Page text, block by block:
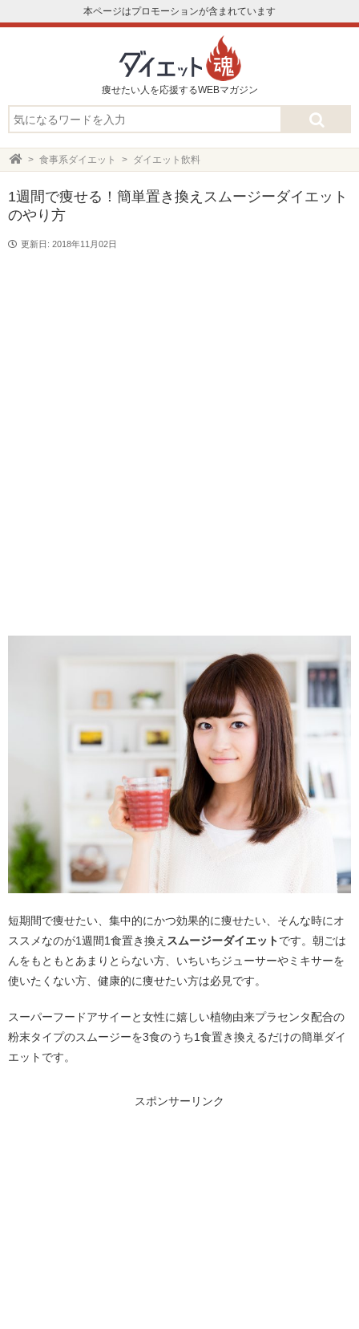
本ページはプロモーションが含まれています
痩せたい人を応援するWEBマガジン
食事系ダイエット ダイエット飲料
1週間で痩せる！簡単置き換えスムージーダイエット
のやり方
更新日: 2018年11月02日
短期間で痩せたい、集中的にかつ効果的に痩せたい、そんな時にオ
ススメなのが1週間1食置き換え スムージーダイエットです。朝ごは
んをもともとあまりとらない方、いちいちジューサーやミキサーを
使いたくない方、健康的に痩せたい方は必見です。
スーパーフードアサイーと女性に嬉しい植物由来プラセンタ配合の
粉末タイプのスムージーを3食のうち1食置き換えるだけの簡単ダイ
エットです。
スポンサーリンク